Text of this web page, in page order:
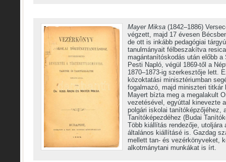
Mayer Miksa (1842–1886)
végzett, majd 17 évesen
de ott is inkább pedagógiai
tanulmányait félbeszakítva
magántanítóskodás után előbb
Pesti Napló, végül 1869-től a
1870–1873-ig szerkesztője lett.
közoktatási minisztériumban
fogalmazó, majd miniszteri titkár
Mayert bízta meg a megalakult
vezetésével, egyúttal kinevezte
polgári iskolai tanítóképzőjéhez,
Tanítóképezdéhez (Budai
Több kiállítás rendezője, utoljára
általános kiállításé is. Gazdag
mellett tan- és vezérkönyveket,
alkotmánytani munkákat is írt.